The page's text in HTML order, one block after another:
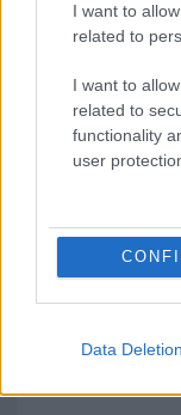
I want to
related to
I want to
related to
functionality
user
Data Deletion
I